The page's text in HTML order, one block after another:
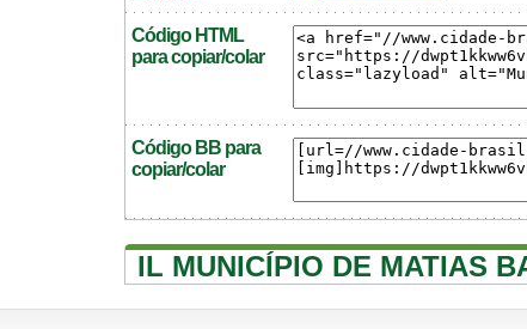
Código HTML
para copiar/colar
Código BB para
copiar/colar
IL MUNICÍPIO DE MATIAS